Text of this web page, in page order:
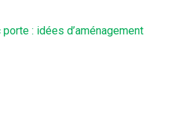
: idées d’aménagement